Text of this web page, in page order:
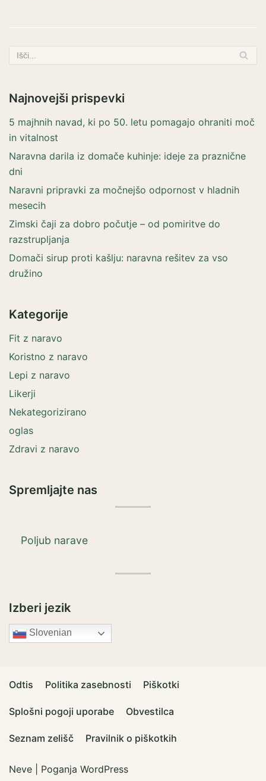
Najnovejši prispevki
5 majhnih navad, ki po 50. letu pomagajo ohraniti moč
in vitalnost
Naravna darila iz domače kuhinje: ideje za praznične
dni
Naravni pripravki za močnejšo odpornost v hladnih
mesecih
Zimski čaji za dobro počutje – od pomiritve do
razstrupljanja
Domači sirup proti kašlju: naravna rešitev za vso
družino
Kategorije
Fit z naravo
Koristno z naravo
Lepi z naravo
Likerji
Nekategorizirano
oglas
Zdravi z naravo
Spremljajte nas
Poljub narave
Izberi jezik
Slovenian
Odtis Politika zasebnosti Piškotki
Splošni pogoji uporabe Obvestilca
Seznam zelišč Pravilnik o piškotkih
Neve | Poganja WordPress